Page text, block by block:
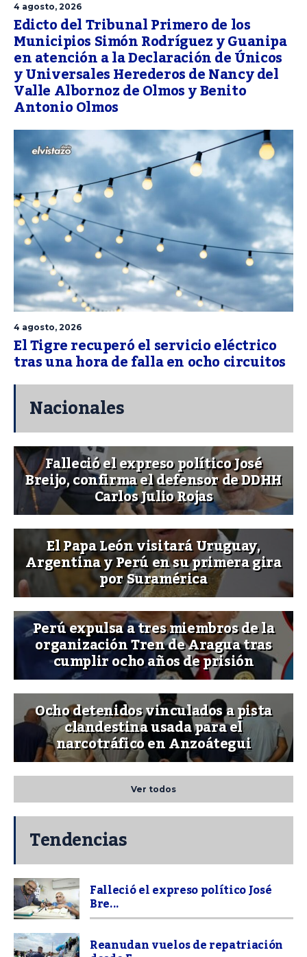
4 agosto, 2026
Edicto del Tribunal Primero de los
Municipios Simón Rodríguez y Guanipa
en atención a la Declaración de Únicos
y Universales Herederos de Nancy del
Valle Albornoz de Olmos y Benito
Antonio Olmos
4 agosto, 2026
El Tigre recuperó el servicio eléctrico
tras una hora de falla en ocho circuitos
Nacionales
Falleció el expreso político José
Breijo, confirma el defensor de DDHH
Carlos Julio Rojas
El Papa León visitará Uruguay,
Argentina y Perú en su primera gira
por Suramérica
Perú expulsa a tres miembros de la
organización Tren de Aragua tras
cumplir ocho años de prisión
Ocho detenidos vinculados a pista
clandestina usada para el
narcotráfico en Anzoátegui
Ver todos
Tendencias
Falleció el expreso político José
Bre...
Reanudan vuelos de repatriación